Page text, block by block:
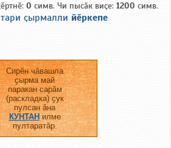
0 симв. Чи пысӑк виҫе: 1200 симв.
ҫырмалли йӗркепе
Сирӗн чӑвашла
ҫырма май
паракан сарӑм
(раскладка) ҫук
пулсан ӑна
КУНТАНилме
пултаратӑр.